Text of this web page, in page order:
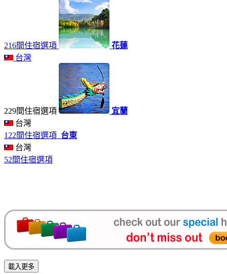
216間住宿選項
花蓮
台灣
229間住宿選項
宜蘭
台灣
122間住宿選項 台東
台灣
52間住宿選項
載入更多